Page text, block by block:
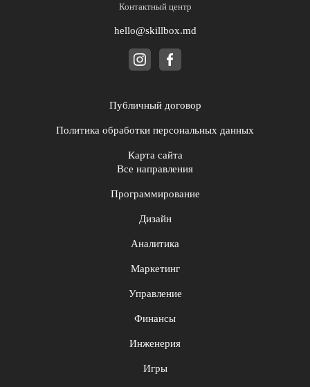
Контактный центр
hello@skillbox.md
Публичный договор
Политика обработки персональных данных
Карта сайта
Все направления
Программирование
Дизайн
Аналитика
Маркетинг
Управление
Финансы
Инженерия
Игры